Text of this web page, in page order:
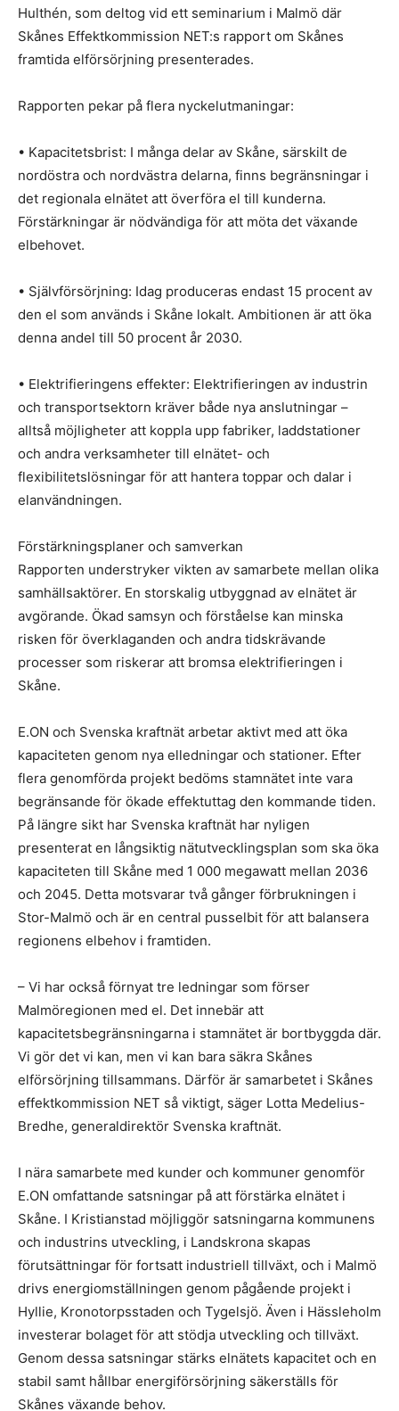
Hulthén, som deltog vid ett seminarium i Malmö där
Skånes Effektkommission NET:s rapport om Skånes
framtida elförsörjning presenterades.
Rapporten pekar på flera nyckelutmaningar:
• Kapacitetsbrist: I många delar av Skåne, särskilt de
nordöstra och nordvästra delarna, finns begränsningar i
det regionala elnätet att överföra el till kunderna.
Förstärkningar är nödvändiga för att möta det växande
elbehovet.
• Självförsörjning: Idag produceras endast 15 procent av
den el som används i Skåne lokalt. Ambitionen är att öka
denna andel till 50 procent år 2030.
• Elektrifieringens effekter: Elektrifieringen av industrin
och transportsektorn kräver både nya anslutningar –
alltså möjligheter att koppla upp fabriker, laddstationer
och andra verksamheter till elnätet- och
flexibilitetslösningar för att hantera toppar och dalar i
elanvändningen.
Förstärkningsplaner och samverkan
Rapporten understryker vikten av samarbete mellan olika
samhällsaktörer. En storskalig utbyggnad av elnätet är
avgörande. Ökad samsyn och förståelse kan minska
risken för överklaganden och andra tidskrävande
processer som riskerar att bromsa elektrifieringen i
Skåne.
E.ON och Svenska kraftnät arbetar aktivt med att öka
kapaciteten genom nya elledningar och stationer. Efter
flera genomförda projekt bedöms stamnätet inte vara
begränsande för ökade effektuttag den kommande tiden.
På längre sikt har Svenska kraftnät har nyligen
presenterat en långsiktig nätutvecklingsplan som ska öka
kapaciteten till Skåne med 1 000 megawatt mellan 2036
och 2045. Detta motsvarar två gånger förbrukningen i
Stor-Malmö och är en central pusselbit för att balansera
regionens elbehov i framtiden.
– Vi har också förnyat tre ledningar som förser
Malmöregionen med el. Det innebär att
kapacitetsbegränsningarna i stamnätet är bortbyggda där.
Vi gör det vi kan, men vi kan bara säkra Skånes
elförsörjning tillsammans. Därför är samarbetet i Skånes
effektkommission NET så viktigt, säger Lotta Medelius-
Bredhe, generaldirektör Svenska kraftnät.
I nära samarbete med kunder och kommuner genomför
E.ON omfattande satsningar på att förstärka elnätet i
Skåne. I Kristianstad möjliggör satsningarna kommunens
och industrins utveckling, i Landskrona skapas
förutsättningar för fortsatt industriell tillväxt, och i Malmö
drivs energiomställningen genom pågående projekt i
Hyllie, Kronotorpsstaden och Tygelsjö. Även i Hässleholm
investerar bolaget för att stödja utveckling och tillväxt.
Genom dessa satsningar stärks elnätets kapacitet och en
stabil samt hållbar energiförsörjning säkerställs för
Skånes växande behov.